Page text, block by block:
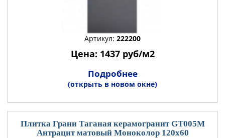
Артикул: 222200
Цена: 1437 руб/м2
Подробнее
(открыть в новом окне)
Плитка Грани Таганая керамогранит GT005М
Антрацит матовый Моноколор 120x60